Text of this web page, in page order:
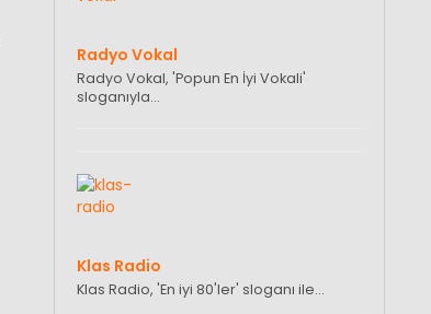
Radyo Vokal
Radyo Vokal, 'Popun En İyi Vokali'
sloganıyla…
Klas Radio
Klas Radio, 'En iyi 80'ler' sloganı ile…